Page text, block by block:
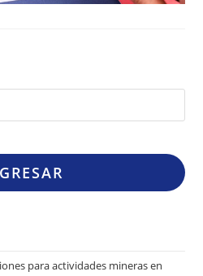
para actividades mineras en